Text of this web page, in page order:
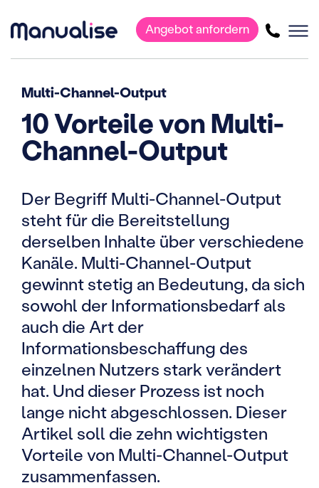
Hauptnavigation
Angebot anfordern
Multi-Channel-Output
10 Vorteile von Multi-
Channel-Output
Der Begriff Multi-Channel-Output
steht für die Bereitstellung
derselben Inhalte über verschiedene
Kanäle. Multi-Channel-Output
gewinnt stetig an Bedeutung, da sich
sowohl der Informationsbedarf als
auch die Art der
Informationsbeschaffung des
einzelnen Nutzers stark verändert
hat. Und dieser Prozess ist noch
lange nicht abgeschlossen. Dieser
Artikel soll die zehn wichtigsten
Vorteile von Multi-Channel-Output
zusammenfassen.